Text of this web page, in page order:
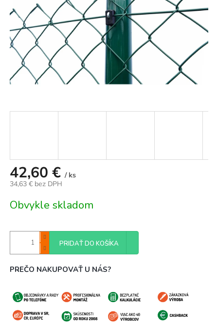
42,60 € / ks
34,63 € bez DPH
cena:
Obvykle skladom
PRIDAŤ DO KOŠÍKA
PREČO NAKUPOVAŤ U NÁS?